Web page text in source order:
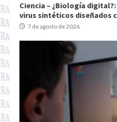
Ciencia – ¿Biología
virus sintéticos diseñados
7 de agosto de 2026